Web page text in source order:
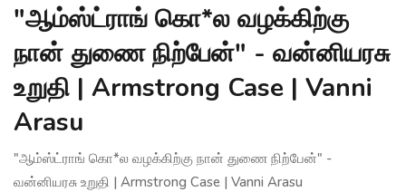
"ஆம்ஸ்ட்ராங் கொ*ல வழக்கிற்கு
நான் துணை நிற்பேன்" - வன்னியரசு
உறுதி | Armstrong Case | Vanni
Arasu
"ஆம்ஸ்ட்ராங் கொ*ல வழக்கிற்கு நான் துணை நிற்பேன்" -
வன்னியரசு உறுதி | Armstrong Case | Vanni Arasu